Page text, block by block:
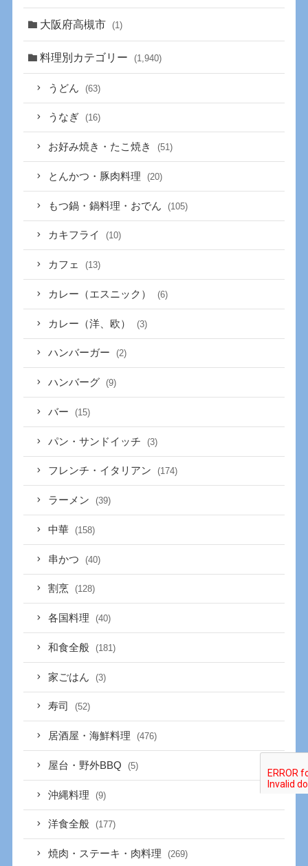
大阪府高槻市 (1)
料理別カテゴリー (1,940)
うどん (63)
うなぎ (16)
お好み焼き・たこ焼き (51)
とんかつ・豚肉料理 (20)
もつ鍋・鍋料理・おでん (105)
カキフライ (10)
カフェ (13)
カレー（エスニック） (6)
カレー（洋、欧） (3)
ハンバーガー (2)
ハンバーグ (9)
バー (15)
パン・サンドイッチ (3)
フレンチ・イタリアン (174)
ラーメン (39)
中華 (158)
串かつ (40)
割烹 (128)
各国料理 (40)
和食全般 (181)
家ごはん (3)
寿司 (52)
居酒屋・海鮮料理 (476)
屋台・野外BBQ (5)
沖縄料理 (9)
洋食全般 (177)
焼肉・ステーキ・肉料理 (269)